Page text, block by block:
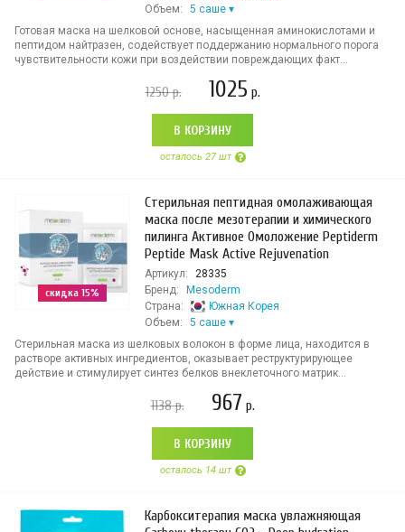
Объем:
5 саше
Готовая маска на шелковой основе, насыщенная аминокислотами и
пептидом найтразен, содействует поддержанию нормального порога
чувствительности кожи при воздействии повреждающих факт...
1250р. 1025 р.
В КОРЗИНУ
осталось 27 шт
скидка 15%
Стерильная пептидная омолаживающая
маска после мезотерапии и химического
пилинга Активное Омоложение Peptiderm
Peptide Mask Active Rejuvenation
Артикул:
28335
Бренд:
Mesoderm
Страна:
Южная Корея
Объем:
5 саше
Стерильная маска из шелковых волокон в форме лица, находится в
растворе активных ингредиентов, оказывает реструктурирующее
действие и стимулирует синтез белков внеклеточного матрик...
1138р. 967 р.
В КОРЗИНУ
осталось 14 шт
Карбокситерапия маска увлажняющая